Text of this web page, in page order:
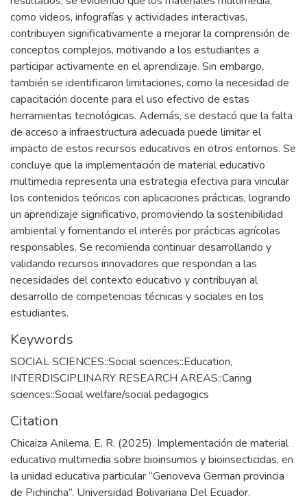
como videos, infografías y actividades interactivas,
contribuyen significativamente a mejorar la comprensión de
conceptos complejos, motivando a los estudiantes a
participar activamente en el aprendizaje. Sin embargo,
también se identificaron limitaciones, como la necesidad de
capacitación docente para el uso efectivo de estas
herramientas tecnológicas. Además, se destacó que la falta
de acceso a infraestructura adecuada puede limitar el
impacto de estos recursos educativos en otros entornos. Se
concluye que la implementación de material educativo
multimedia representa una estrategia efectiva para vincular
los contenidos teóricos con aplicaciones prácticas, logrando
un aprendizaje significativo, promoviendo la sostenibilidad
ambiental y fomentando el interés por prácticas agrícolas
responsables. Se recomienda continuar desarrollando y
validando recursos innovadores que respondan a las
necesidades del contexto educativo y contribuyan al
desarrollo de competencias técnicas y sociales en los
estudiantes.
Keywords
SOCIAL SCIENCES::Social sciences::Education,
INTERDISCIPLINARY RESEARCH AREAS::Caring
sciences::Social welfare/social pedagogics
Citation
Chicaiza Anilema, E. R. (2025). Implementación de material
educativo multimedia sobre bioinsumos y bioinsecticidas, en
la unidad educativa particular “Genoveva German provincia
de Pichincha”. Universidad Bolivariana Del Ecuador.